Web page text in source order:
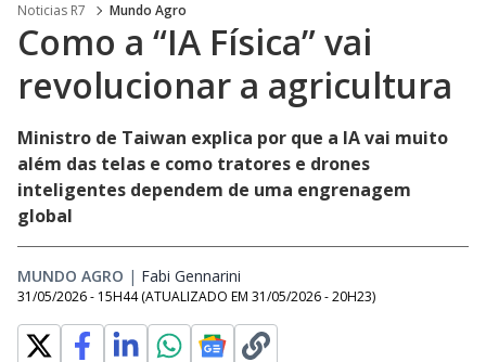
Noticias R7 Mundo Agro
Como a “IA Física” vai
revolucionar a agricultura
Ministro de Taiwan explica por que a IA vai muito
além das telas e como tratores e drones
inteligentes dependem de uma engrenagem
global
MUNDO AGRO | Fabi Gennarini
31/05/2026 - 15H44 (ATUALIZADO EM 31/05/2026 - 20H23)